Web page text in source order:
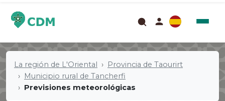
La región de L'Oriental
Provincia de Taourirt
Municipio rural de Tancherfi
Previsiones meteorológicas